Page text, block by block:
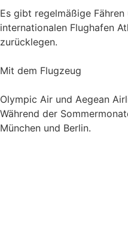
Es gibt regelmäßige
internationalen Flughafen
zurücklegen.
Mit dem Flugzeug
Olympic Air und Aegean
Während der
München und Berlin.